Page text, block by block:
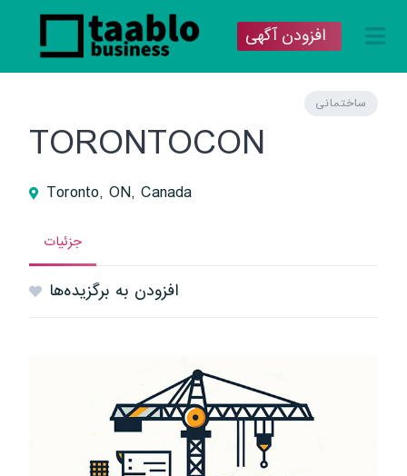
افزودن آگهی
ساختمانی
TORONTOCON
Toronto, ON, Canada
جزئیات
افزودن به برگزیده‌ها